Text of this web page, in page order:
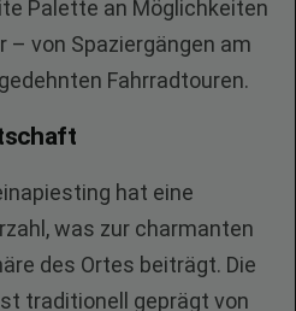
Palette an Möglichkeiten
– von Spaziergängen am
Fahrradtouren.
hat eine
was zur charmanten
des Ortes beiträgt. Die
traditionell geprägt von